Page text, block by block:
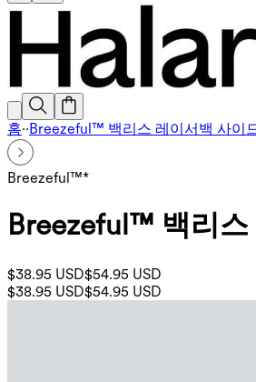
홈··Breezeful™ 백리스 레이서백 사이
Breezeful™*
Breezeful™ 백리스
$38.95 USD$54.95 USD
$38.95 USD$54.95 USD